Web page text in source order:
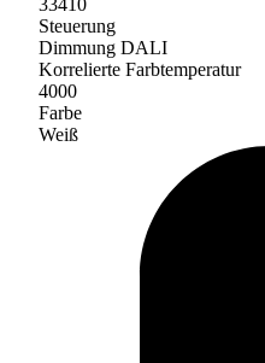
Steuerung
Dimmung DALI
Korrelierte Farbtemperatur
4000
Farbe
Weiß